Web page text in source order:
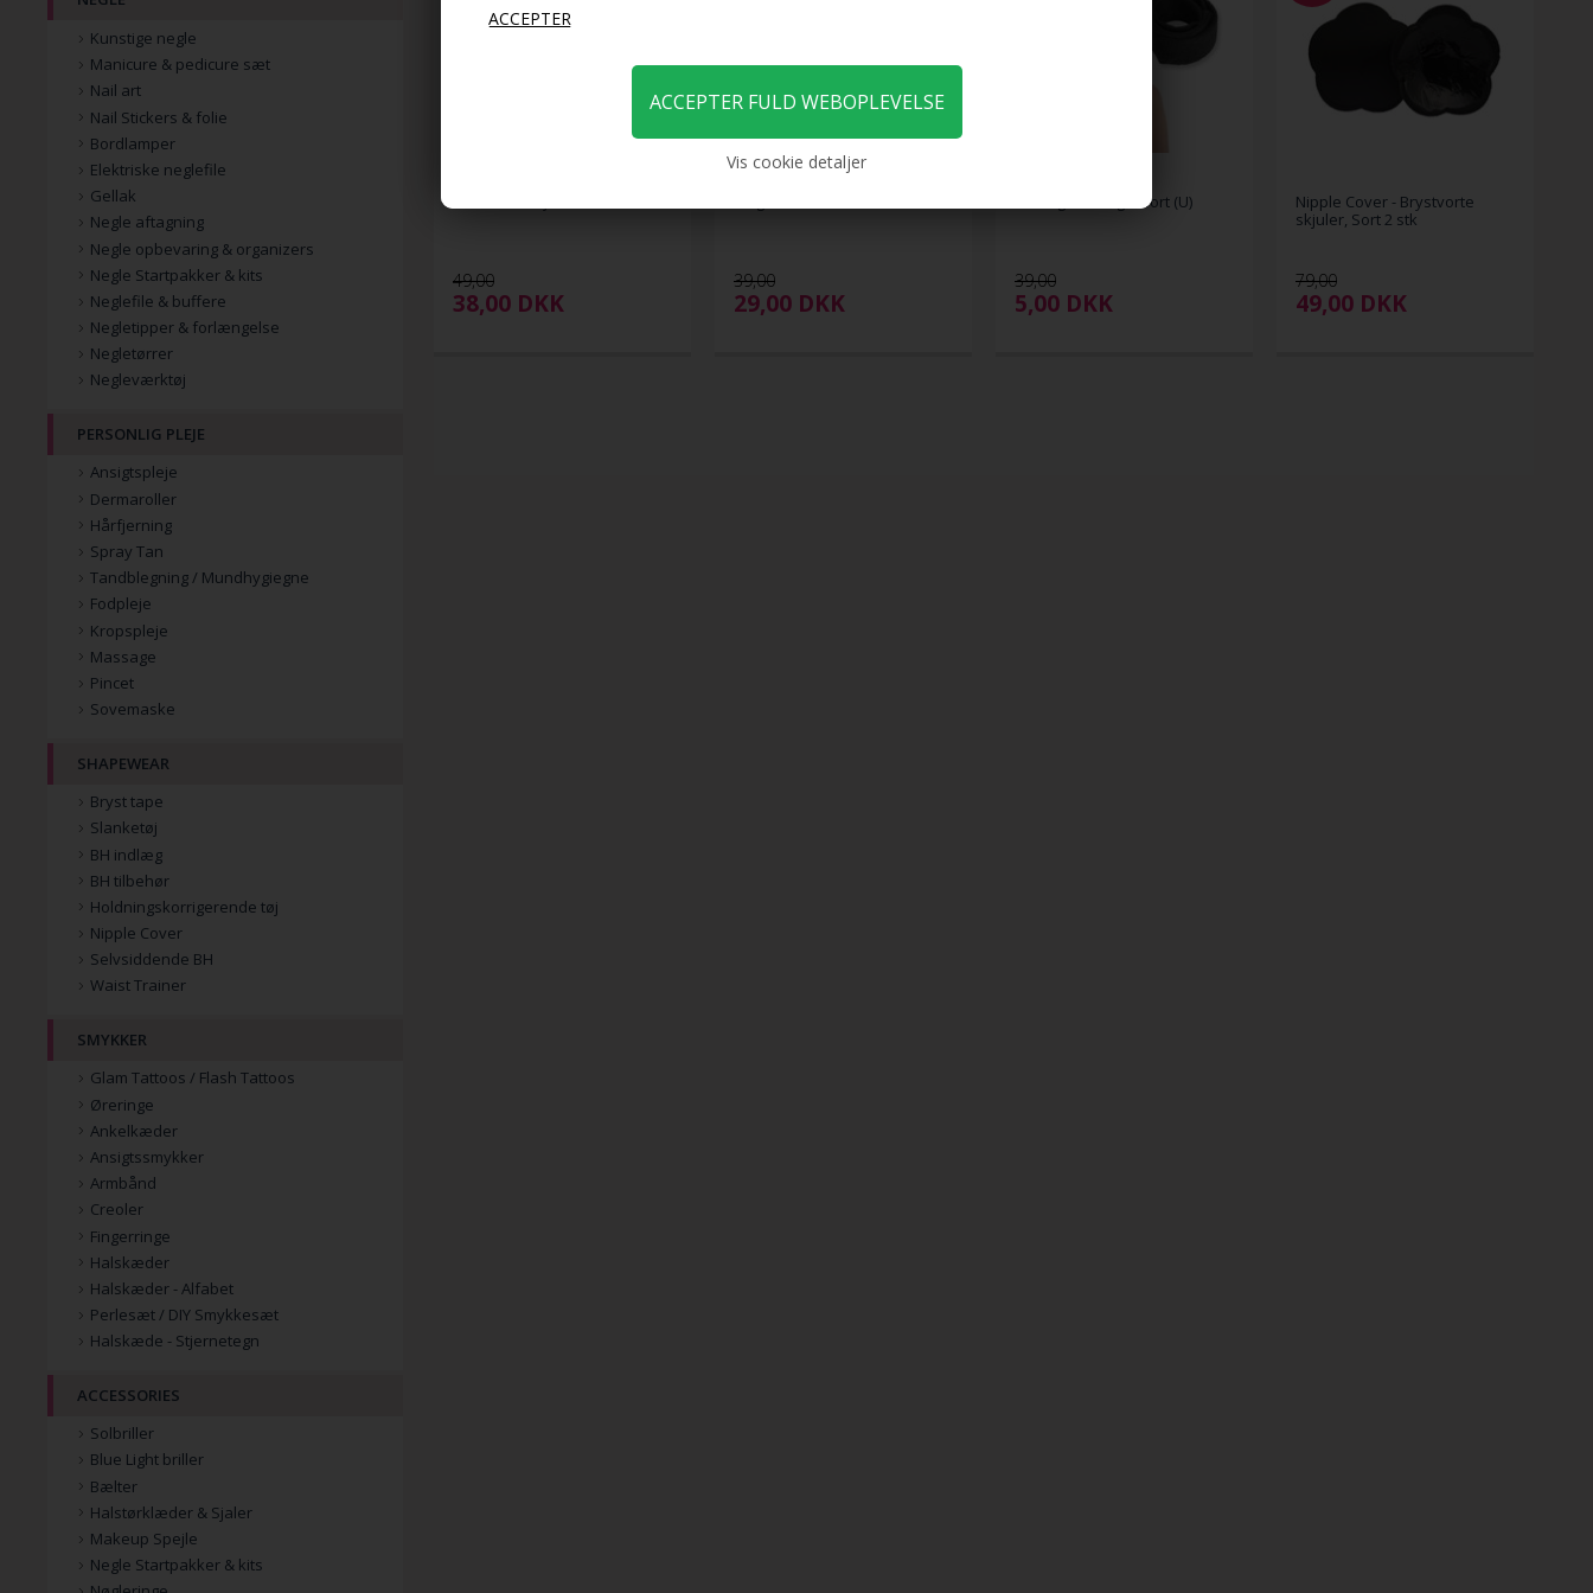
Vis cookie detaljer
49,00
38,00 DKK
39,00
29,00 DKK
Hair Agami single sort (U)
39,00
5,00 DKK
Nipple Cover - Brystvorte
skjuler, Sort 2 stk
79,00
49,00 DKK
Kunstige negle
Manicure & pedicure sæt
Nail art
Nail Stickers & folie
Bordlamper
Elektriske neglefile
Gellak
Negle aftagning
Negle opbevaring & organizers
Negle Startpakker & kits
Neglefile & buffere
Negletipper & forlængelse
Negletørrer
Negleværktøj
PERSONLIG PLEJE
Ansigtspleje
Dermaroller
Hårfjerning
Spray Tan
Tandblegning / Mundhygiegne
Fodpleje
Kropspleje
Massage
Pincet
Sovemaske
SHAPEWEAR
Bryst tape
Slanketøj
BH indlæg
BH tilbehør
Holdningskorrigerende tøj
Nipple Cover
Selvsiddende BH
Waist Trainer
SMYKKER
Glam Tattoos / Flash Tattoos
Øreringe
Ankelkæder
Ansigtssmykker
Armbånd
Creoler
Fingerringe
Halskæder
Halskæder - Alfabet
Perlesæt / DIY Smykkesæt
Halskæde - Stjernetegn
ACCESSORIES
Solbriller
Blue Light briller
Bælter
Halstørklæder & Sjaler
Makeup Spejle
Negle Startpakker & kits